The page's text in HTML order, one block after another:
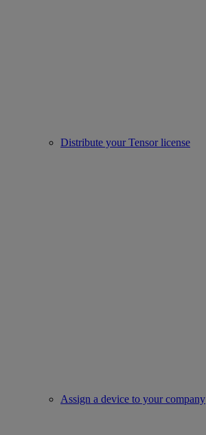
Distribute your Tensor license
Assign a device to your company